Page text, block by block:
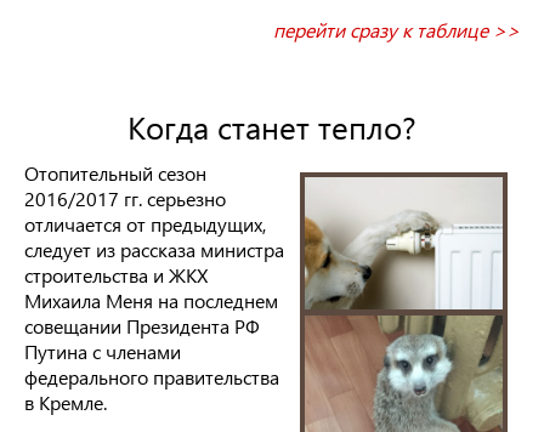
перейти сразу к таблице >>
Когда станет тепло?
Отопительный сезон
2016/2017 гг. серьезно
отличается от предыдущих,
следует из рассказа министра
строительства и ЖКХ
Михаила Меня на последнем
совещании Президента РФ
Путина с членами
федерального правительства
в Кремле.